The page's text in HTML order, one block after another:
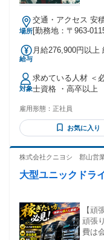
場所
交通・アクセス 安
[勤務地：〒963-
給与
月給276,900円以
あたり2万6700円
固定残業時間を超
する 【一律手当】 全員に一律で支払われる通勤・皆勤・家族
手当金額：なし 全
10,000円まで ■国
昇給あり 年1回（
績） ※前職給与
対象
求めている人材 ＜
士資格 ・高卒以上 【こんな方に向いています】 ・車が好き
・接客にも抵抗がな
雇用形態： 正社員
お気に入り
株式会社クニヨシ 郡山営
大型ユニックドラ
【頑
頑張
費は